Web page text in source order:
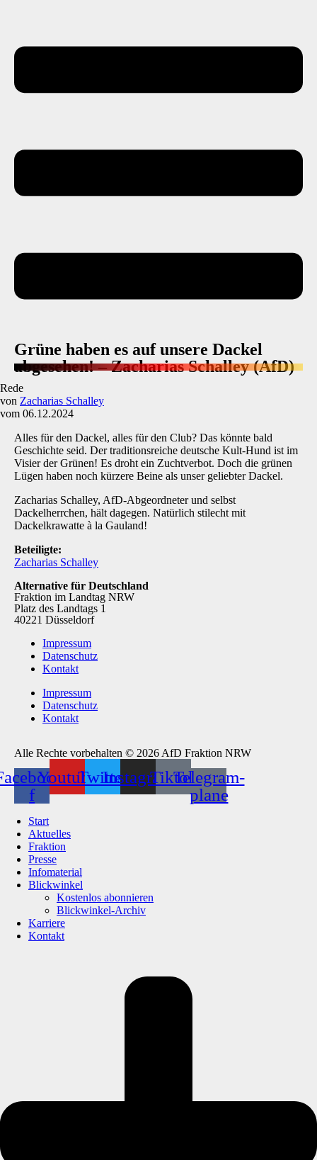
Grüne haben es auf unsere Dackel
abgesehen! – Zacharias Schalley (AfD)
Rede
von Zacharias Schalley
vom 06.12.2024
Alles für den Dackel, alles für den Club? Das könnte bald
Geschichte seid. Der traditionsreiche deutsche Kult-Hund ist im
Visier der Grünen! Es droht ein Zuchtverbot. Doch die grünen
Lügen haben noch kürzere Beine als unser geliebter Dackel.
Zacharias Schalley, AfD-Abgeordneter und selbst
Dackelherrchen, hält dagegen. Natürlich stilecht mit
Dackelkrawatte à la Gauland!
Beteiligte:
Zacharias Schalley
Alternative für Deutschland
Fraktion im Landtag NRW
Platz des Landtags 1
40221 Düsseldorf
Impressum
Datenschutz
Kontakt
Impressum
Datenschutz
Kontakt
Alle Rechte vorbehalten © 2026 AfD Fraktion NRW
f
YoutubeTwitterInstagramTiktokTelegram-
plane
Start
Aktuelles
Fraktion
Presse
Infomaterial
Blickwinkel
Kostenlos abonnieren
Blickwinkel-Archiv
Karriere
Kontakt